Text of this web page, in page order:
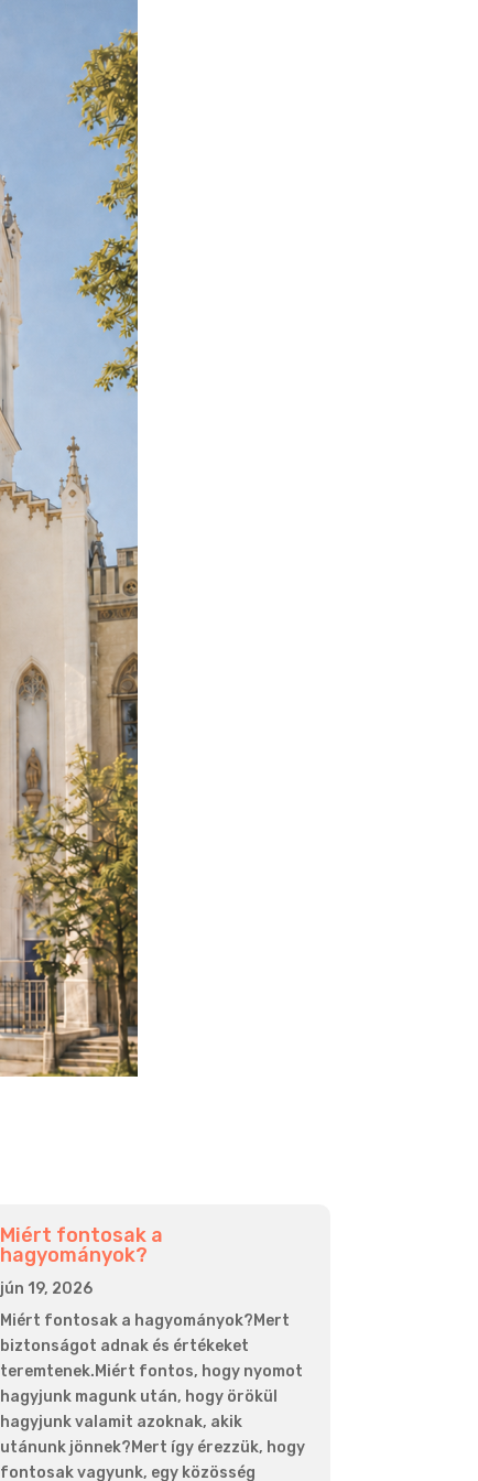
Miért fontosak a
hagyományok?
jún 19, 2026
Miért fontosak a hagyományok?Mert
biztonságot adnak és értékeket
teremtenek.Miért fontos, hogy nyomot
hagyjunk magunk után, hogy örökül
hagyjunk valamit azoknak, akik
utánunk jönnek?Mert így érezzük, hogy
fontosak vagyunk, egy közösség